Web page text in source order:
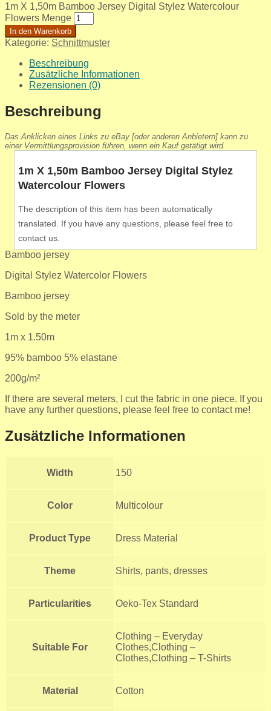
1m X 1,50m Bamboo Jersey Digital Stylez Watercolour
Flowers Menge
In den Warenkorb
Kategorie: Schnittmuster
Beschreibung
Zusätzliche Informationen
Rezensionen (0)
Beschreibung
Das Anklicken eines Links zu eBay [oder anderen Anbietern] kann zu
einer Vermittlungsprovision führen, wenn ein Kauf getätigt wird.
1m X 1,50m Bamboo Jersey Digital Stylez
Watercolour Flowers
The description of this item has been automatically
translated. If you have any questions, please feel free to
contact us.
Bamboo jersey
Digital Stylez Watercolor Flowers
Bamboo jersey
Sold by the meter
1m x 1.50m
95% bamboo 5% elastane
200g/m²
If there are several meters, I cut the fabric in one piece. If you
have any further questions, please feel free to contact me!
Zusätzliche Informationen
Width 150
Color Multicolour
Product Type Dress Material
Theme Shirts, pants, dresses
Particularities Oeko-Tex Standard
Suitable For
Clothing – Everyday
Clothes,Clothing –
Clothes,Clothing – T-Shirts
Material Cotton